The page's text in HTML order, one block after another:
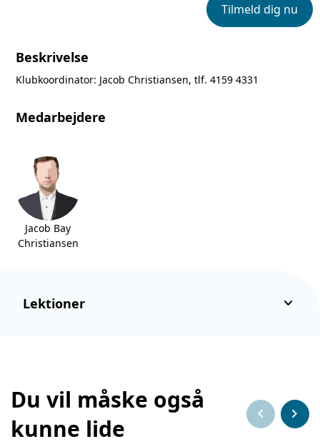
Tilmeld dig nu
Beskrivelse
Klubkoordinator: Jacob Christiansen, tlf. 4159 4331
Medarbejdere
Jacob Bay
Christiansen
Lektioner keyboard_arrow_down
Du vil måske også
kunne lide
chevron_left chevron_right